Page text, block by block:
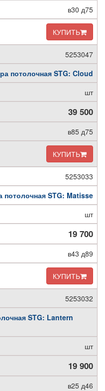
в30 д75
КУПИТЬ
5253047
потолочная STG: Cloud
шт
39 500
в85 д75
КУПИТЬ
5253033
потолочная STG: Matisse
шт
19 700
в43 д89
КУПИТЬ
5253032
STG: Lantern
шт
19 900
в25 д46